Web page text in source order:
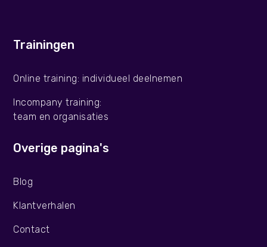
Trainingen
Online training: individueel deelnemen
Incompany training:
team en organisaties
Overige pagina's
Blog
Klantverhalen
Contact